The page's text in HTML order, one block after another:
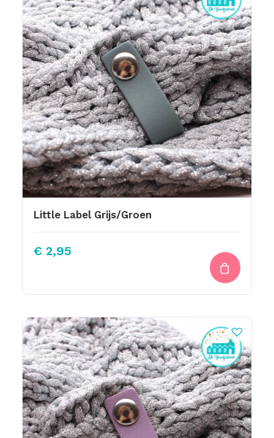
Little Label Grijs/Groen
€ 2,95